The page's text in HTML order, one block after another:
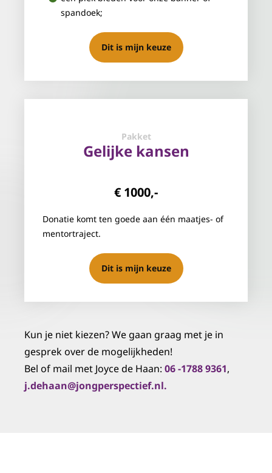
spandoek;
Dit is mijn keuze
Pakket
Gelijke kansen
€ 1000,-
Donatie komt ten goede aan één maatjes- of
mentortraject.
Dit is mijn keuze
Kun je niet kiezen? We gaan graag met je in
gesprek over de mogelijkheden!
Bel of mail met Joyce de Haan: 06 -1788 9361,
j.dehaan@jongperspectief.nl.